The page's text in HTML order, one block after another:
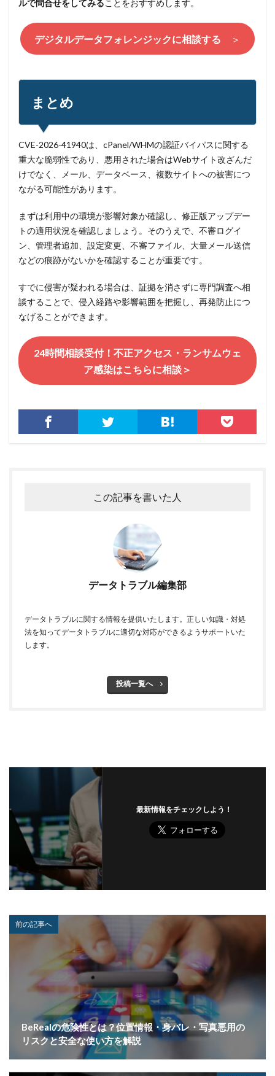
ルで問合せをしてみることをおすすめします。
デジタルデータフォレンジックに相談する ＞
まとめ
CVE-2026-41940は、cPanel/WHMの認証バイパスに関する
重大な脆弱性であり、悪用された場合はWebサイト改ざんだ
けでなく、メール、データベース、複数サイトへの被害につ
ながる可能性があります。
まずは利用中の環境が影響対象か確認し、修正版アップデー
トの適用状況を確認しましょう。そのうえで、不審ログイ
ン、管理者追加、設定変更、不審ファイル、大量メール送信
などの痕跡がないかを確認することが重要です。
すでに侵害が疑われる場合は、証拠を消さずに専門調査へ相
談することで、侵入経路や影響範囲を把握し、再発防止につ
なげることができます。
24時間相談受付！不正アクセス・ランサムウェ
ア感染はこちらに相談＞
この記事を書いた人
データトラブル編集部
データトラブルに関する情報を提供いたします。正しい知識・対処
法を知ってデータトラブルに適切な対応ができるようサポートいた
します。
投稿一覧へ
最新情報をチェックしよう！
前の記事へ
BeRealの危険性とは？位置情報・身バレ・写真悪用の
リスクと安全な使い方を解説